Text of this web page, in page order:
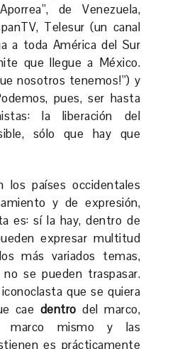
de Venezuela,
Telesur (un canal
a toda América del Sur
que llegue a México.
nosotros tenemos!”) y
pues, ser hasta
la liberación del
sólo que hay que
los países occidentales
y de expresión,
es: sí la hay, dentro de
expresar multitud
más variados temas,
se pueden traspasar.
que se quiera
cae dentro del marco,
marco mismo y las
es prácticamente